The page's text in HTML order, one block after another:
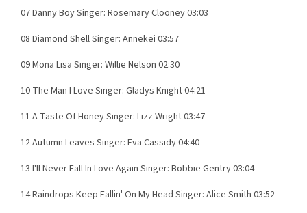
07 Danny Boy Singer: Rosemary Clooney 03:03
08 Diamond Shell Singer: Annekei 03:57
09 Mona Lisa Singer: Willie Nelson 02:30
10 The Man I Love Singer: Gladys Knight 04:21
11 A Taste Of Honey Singer: Lizz Wright 03:47
12 Autumn Leaves Singer: Eva Cassidy 04:40
13 I'll Never Fall In Love Again Singer: Bobbie Gentry 03:04
14 Raindrops Keep Fallin' On My Head Singer: Alice Smith 03:52